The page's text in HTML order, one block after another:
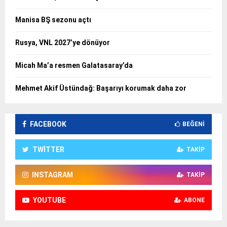
Manisa BŞ sezonu açtı
Rusya, VNL 2027’ye dönüyor
Micah Ma’a resmen Galatasaray’da
Mehmet Akif Üstündağ: Başarıyı korumak daha zor
FACEBOOK BEĞENI
TWITTER TAKIP
INSTAGRAM TAKIP
YOUTUBE ABONE